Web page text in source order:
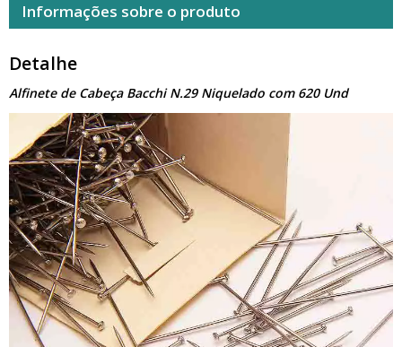
Informações sobre o produto
Detalhe
Alfinete de Cabeça Bacchi N.29 Niquelado com 620 Und